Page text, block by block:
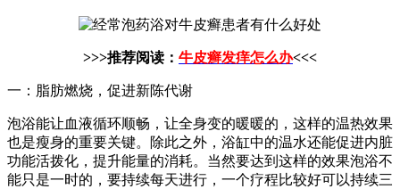
>>>推荐阅读： 牛皮癣发痒怎么办<<<
一：脂肪燃烧，促进新陈代谢
泡浴能让血液循环顺畅，让全身变的暖暖的，这样的温热效果
也是瘦身的重要关键。除此之外，浴缸中的温水还能促进内脏
功能活拨化，提升能量的消耗。当然要达到这样的效果泡浴不
能只是一时的，要持续每天进行，一个疗程比较好可以持续三